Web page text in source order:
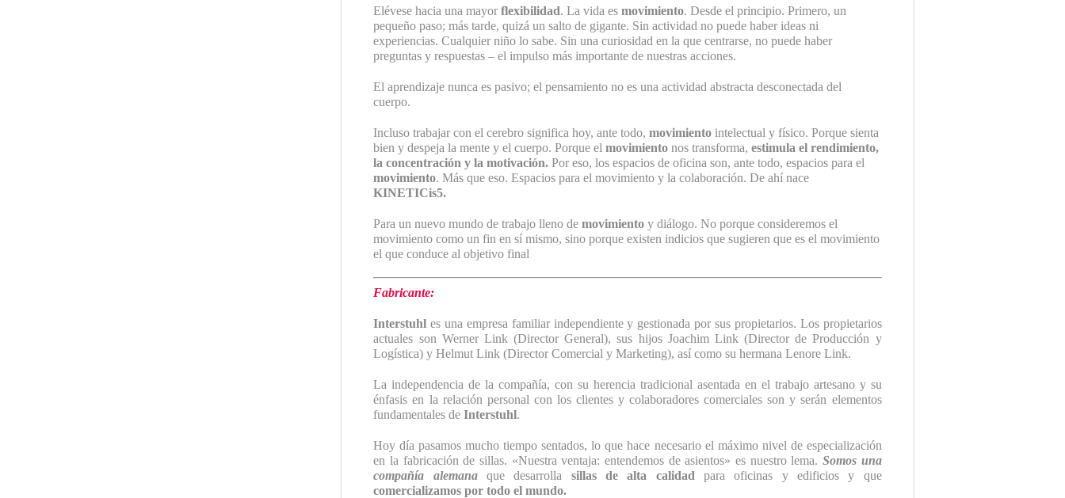
Elévese hacia una mayorflexibilidad. La vida esmovimiento. Desde el principio. Primero, un
pequeño paso; más tarde, quizá un salto de gigante. Sin actividad no puede haber ideas ni
experiencias. Cualquier niño lo sabe. Sin una curiosidad en la que centrarse, no puede haber
preguntas y respuestas – el impulso más importante de nuestras acciones.
El aprendizaje nunca es pasivo; el pensamiento no es una actividad abstracta desconectada del
cuerpo.
Incluso trabajar con el cerebro significa hoy, ante todo,movimiento intelectual y físico. Porque sienta
bien y despeja la mente y el cuerpo. Porque elmovimiento nos transforma,estimula el rendimiento,
la concentración y la motivación. Por eso, los espacios de oficina son, ante todo, espacios para el
movimiento. Más que eso. Espacios para el movimiento y la colaboración. De ahí nace
KINETICis5.
Para un nuevo mundo de trabajo lleno demovimiento y diálogo. No porque consideremos el
movimiento como un fin en sí mismo, sino porque existen indicios que sugieren que es el movimiento
el que conduce al objetivo final
Fabricante:
Interstuhl es una empresa familiar independiente y gestionada por sus propietarios. Los propietarios
actuales son Werner Link (Director General), sus hijos Joachim Link (Director de Producción y
Logística) y Helmut Link (Director Comercial y Marketing), así como su hermana Lenore Link.
La independencia de la compañía, con su herencia tradicional asentada en el trabajo artesano y su
énfasis en la relación personal con los clientes y colaboradores comerciales son y serán elementos
fundamentales deInterstuhl.
Hoy día pasamos mucho tiempo sentados, lo que hace necesario el máximo nivel de especialización
en la fabricación de sillas. «Nuestra ventaja: entendemos de asientos» es nuestro lema. Somos una
compañía alemanaque desarrolla sillas de alta calidad para oficinas y edificios y que
comercializamos por todo el mundo.